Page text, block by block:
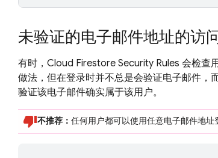
未验证的电子邮件地址的访
有时， Cloud Firestore Security Rules 会检查
做法，但在登录时并不总是会验证电子邮件，
验证该电子邮件确实属于该用户。
不推荐： 任何用户都可以使用任意电子邮件地址